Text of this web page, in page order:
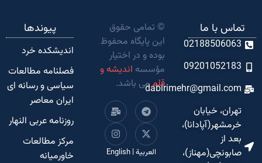
تماس با ما
02188506063
09201052183
dabirimehr@gmail.com
تهران، خیابان
خرمشهر(آپادانا)،
بعد از
صابونچی(مهناز)،
© تمامی حقوق
این پایگاه محفوظ
بوده و در اختیار
مؤسسه اندیشه و
قلممی باشد.
العربية|
English
پیوندها
اندیشکده‌ خرد
فصلنامه مطالعات
سیاسی و رسانه ای
ایران معاصر
روزنامه عربی النهار
مرکز مطالعات
خاورمیانه